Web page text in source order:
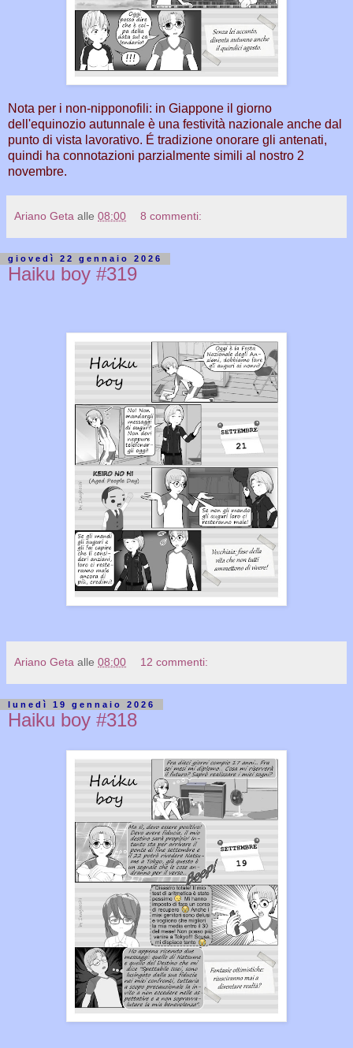
Nota per i non-nipponofili: in Giappone il giorno
dell'equinozio autunnale è una festività nazionale anche dal
punto di vista lavorativo. É tradizione onorare gli antenati,
quindi ha connotazioni parzialmente simili al nostro 2
novembre.
Ariano Geta alle 08:00 8 commenti:
giovedì 22 gennaio 2026
Haiku boy #319
Ariano Geta alle 08:00 12 commenti:
lunedì 19 gennaio 2026
Haiku boy #318